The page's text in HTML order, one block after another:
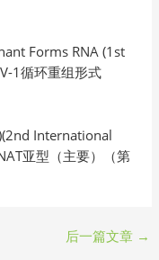
Forms RNA (1st
1循环重组形式
International
亚型（主要）（第
后一篇文章 →